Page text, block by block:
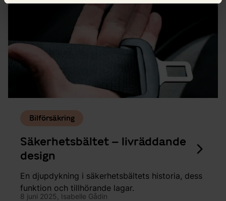
Bilförsäkring
Säkerhetsbältet – livräddande
design
En djupdykning i säkerhetsbältets historia, dess
funktion och tillhörande lagar.
8 juni 2025, Isabelle Gådin